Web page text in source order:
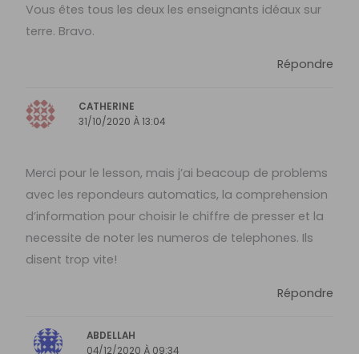
Vous êtes tous les deux les enseignants idéaux sur
terre. Bravo.
Répondre
CATHERINE
31/10/2020 À 13:04
Merci pour le lesson, mais j’ai beacoup de problems
avec les repondeurs automatics, la comprehension
d’information pour choisir le chiffre de presser et la
necessite de noter les numeros de telephones. Ils
disent trop vite!
Répondre
ABDELLAH
04/12/2020 À 09:34